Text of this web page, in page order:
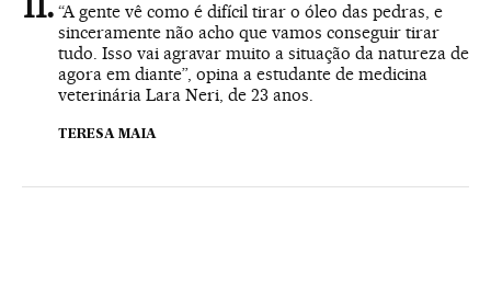
“A gente vê como é difícil tirar o óleo das pedras, e
sinceramente não acho que vamos conseguir tirar
tudo. Isso vai agravar muito a situação da natureza de
agora em diante”, opina a estudante de medicina
veterinária Lara Neri, de 23 anos.
TERESA MAIA